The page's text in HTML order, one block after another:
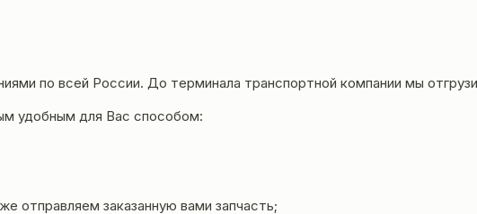
по всей России. До терминала транспортной компании мы
удобным для Вас способом:
отправляем заказанную вами запчасть;